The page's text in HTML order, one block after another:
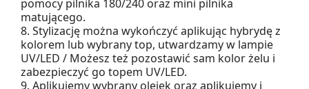
pomocy pilnika 180/240 oraz mini pilnika
matującego.
8. Stylizację można wykończyć aplikując hybrydę z
kolorem lub wybrany top, utwardzamy w lampie
UV/LED / Możesz też pozostawić sam kolor żelu i
zabezpieczyć go topem UV/LED.
9. Aplikujemy wybrany olejek oraz aplikujemy i